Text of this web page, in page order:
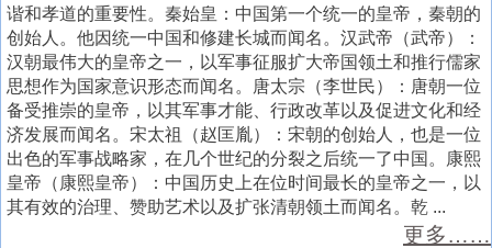
谐和孝道的重要性。秦始皇：中国第一个统一的皇帝，秦朝的
创始人。他因统一中国和修建长城而闻名。汉武帝（武帝）：
汉朝最伟大的皇帝之一，以军事征服扩大帝国领土和推行儒家
思想作为国家意识形态而闻名。唐太宗（李世民）：唐朝一位
备受推崇的皇帝，以其军事才能、行政改革以及促进文化和经
济发展而闻名。宋太祖（赵匡胤）：宋朝的创始人，也是一位
出色的军事战略家，在几个世纪的分裂之后统一了中国。康熙
皇帝（康熙皇帝）：中国历史上在位时间最长的皇帝之一，以
其有效的治理、赞助艺术以及扩张清朝领土而闻名。乾 ...
更多……